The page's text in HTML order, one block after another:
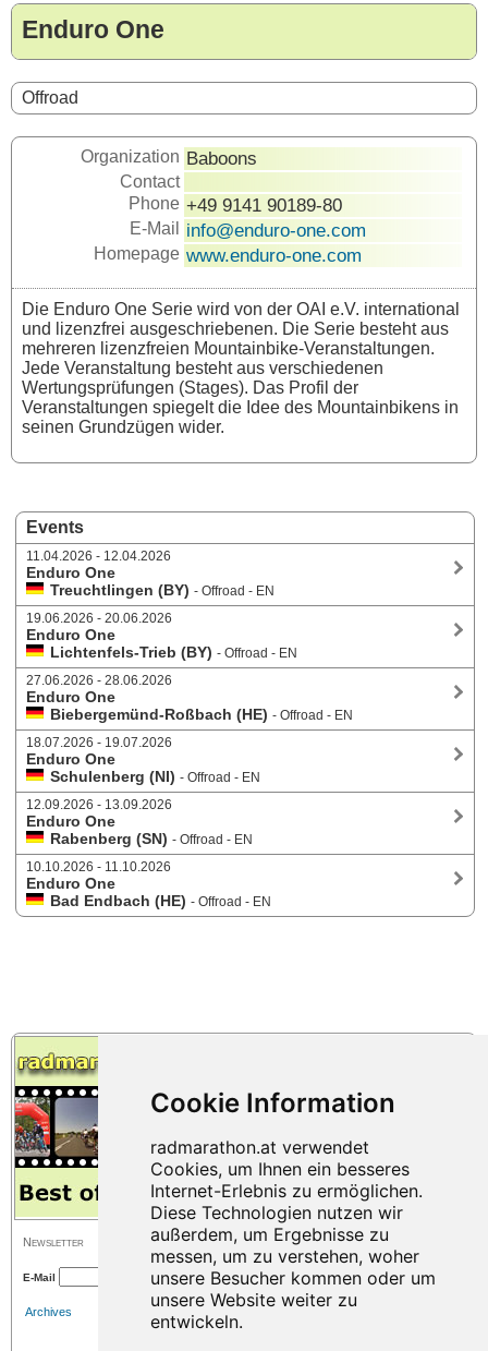
Enduro One
Events
11.04.2026 - 12.04.2026
Enduro One
Treuchtlingen (BY) - Offroad - EN
19.06.2026 - 20.06.2026
Enduro One
Lichtenfels-Trieb (BY) - Offroad - EN
27.06.2026 - 28.06.2026
Enduro One
Biebergemünd-Roßbach (HE) - Offroad - EN
18.07.2026 - 19.07.2026
Enduro One
Schulenberg (NI) - Offroad - EN
12.09.2026 - 13.09.2026
Enduro One
Rabenberg (SN) - Offroad - EN
10.10.2026 - 11.10.2026
Enduro One
Bad Endbach (HE) - Offroad - EN
Offroad
Organization Baboons
Contact
Phone +49 9141 90189-80
E-Mail info@enduro-one.com
Homepage www.enduro-one.com
Die Enduro One Serie wird von der OAI e.V. international
und lizenzfrei ausgeschriebenen. Die Serie besteht aus
mehreren lizenzfreien Mountainbike-Veranstaltungen.
Jede Veranstaltung besteht aus verschiedenen
Wertungsprüfungen (Stages). Das Profil der
Veranstaltungen spiegelt die Idee des Mountainbikens in
seinen Grundzügen wider.
Newsletter
E-Mail
Archives